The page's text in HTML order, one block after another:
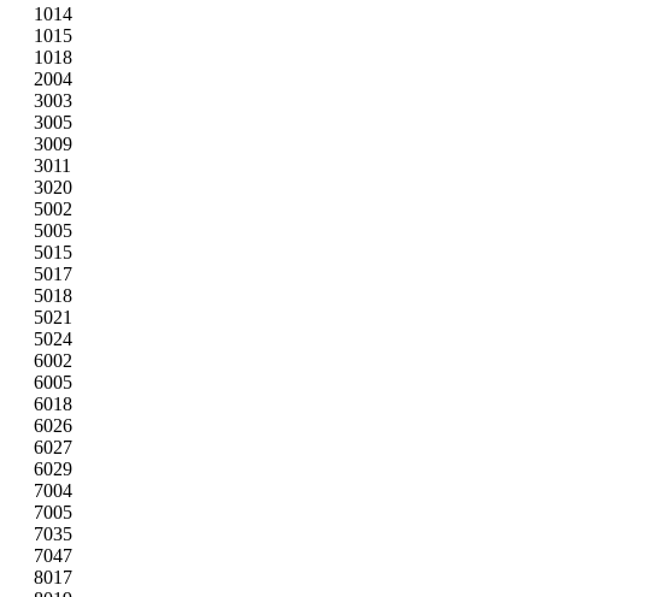
1014
1015
1018
2004
3003
3005
3009
3011
3020
5002
5005
5015
5017
5018
5021
5024
6002
6005
6018
6026
6027
6029
7004
7005
7035
7047
8017